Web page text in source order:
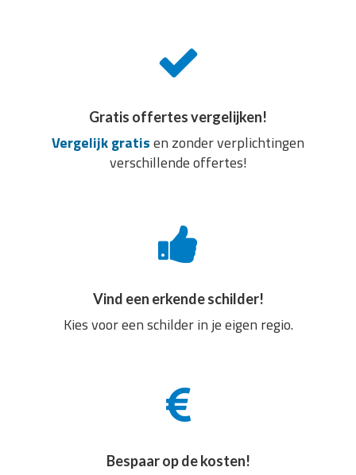
Gratis offertes vergelijken!
Vergelijk gratisen zonder verplichtingen
verschillende offertes!
Vind een erkende schilder!
Kies voor een schilder in je eigen regio.
Bespaar op de kosten!